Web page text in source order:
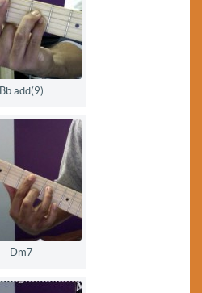
Bb add(9)
Dm7